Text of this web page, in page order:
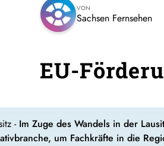
VON
Sachsen Fernsehen
EU-
- Im Zuge des Wandels in der
um Fachkräfte in die